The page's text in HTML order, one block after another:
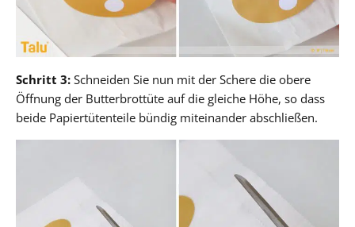
Schritt 3: Schneiden Sie nun mit der Schere die obere
Öffnung der Butterbrottüte auf die gleiche Höhe, so dass
beide Papiertütenteile bündig miteinander abschließen.